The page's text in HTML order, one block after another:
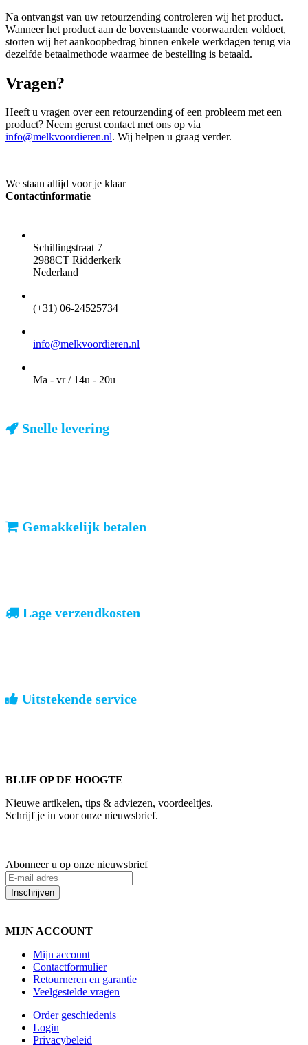
Na ontvangst van uw retourzending controleren wij het product.
Wanneer het product aan de bovenstaande voorwaarden voldoet,
storten wij het aankoopbedrag binnen enkele werkdagen terug via
dezelfde betaalmethode waarmee de bestelling is betaald.
Vragen?
Heeft u vragen over een retourzending of een probleem met een
product? Neem gerust contact met ons op via
info@melkvoordieren.nl. Wij helpen u graag verder.
We staan altijd voor je klaar
Contactinformatie
Schillingstraat 7
2988CT Ridderkerk
Nederland
(+31) 06-24525734
info@melkvoordieren.nl
Ma - vr / 14u - 20u
Snelle levering
Gemakkelijk betalen
Lage verzendkosten
Uitstekende service
BLIJF OP DE HOOGTE
Nieuwe artikelen, tips & adviezen, voordeeltjes.
Schrijf je in voor onze nieuwsbrief.
Abonneer u op onze nieuwsbrief
Inschrijven
MIJN ACCOUNT
Mijn account
Contactformulier
Retourneren en garantie
Veelgestelde vragen
Order geschiedenis
Login
Privacybeleid